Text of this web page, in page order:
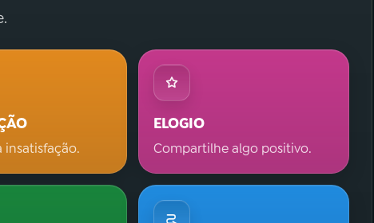
insatisfação.
ELOGIO
Compartilhe algo positivo.